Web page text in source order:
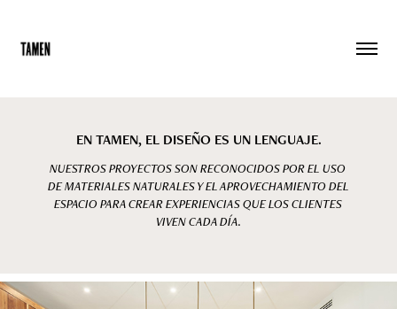
EN TAMEN, EL DISEÑO ES UN LENGUAJE.
NUESTROS PROYECTOS SON RECONOCIDOS POR EL USO
DE MATERIALES NATURALES Y EL APROVECHAMIENTO DEL
ESPACIO PARA CREAR EXPERIENCIAS QUE LOS CLIENTES
VIVEN CADA DÍA.